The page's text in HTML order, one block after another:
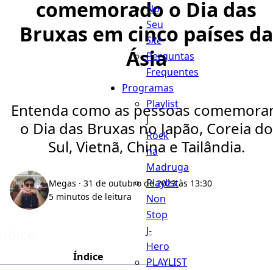
No
Seu
Site
Perguntas
Frequentes
Programas
Playlist
J
Rock
na
Madruga
Playlist
Non
Stop
J-
Hero
PLAYLIST
comemorado o Dia das
Bruxas em cinco países da
Ásia
Entenda como as pessoas
o Dia das Bruxas no Japão, Coreia do
Sul, Vietnã, China e Tailândia.
Megas · 31 de outubro de 2023 às 13:30
5 minutos de leitura
Índice